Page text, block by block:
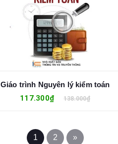
Giáo trình Nguyên lý kiểm toán
117.300₫ 138.000₫
1 2 »